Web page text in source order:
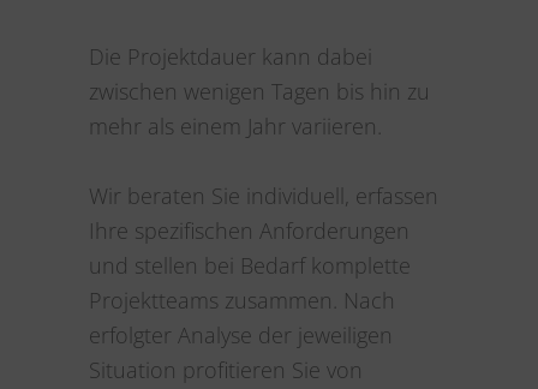
Die Projektdauer kann dabei
zwischen wenigen Tagen bis hin zu
mehr als einem Jahr variieren.
Wir beraten Sie individuell, erfassen
Ihre spezifischen Anforderungen
und stellen bei Bedarf komplette
Projektteams zusammen. Nach
erfolgter Analyse der jeweiligen
Situation profitieren Sie von